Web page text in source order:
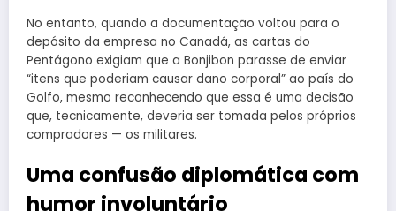
No entanto, quando a documentação voltou para o
depósito da empresa no Canadá, as cartas do
Pentágono exigiam que a Bonjibon parasse de enviar
“itens que poderiam causar dano corporal” ao país do
Golfo, mesmo reconhecendo que essa é uma decisão
que, tecnicamente, deveria ser tomada pelos próprios
compradores — os militares.
Uma confusão diplomática com
humor involuntário